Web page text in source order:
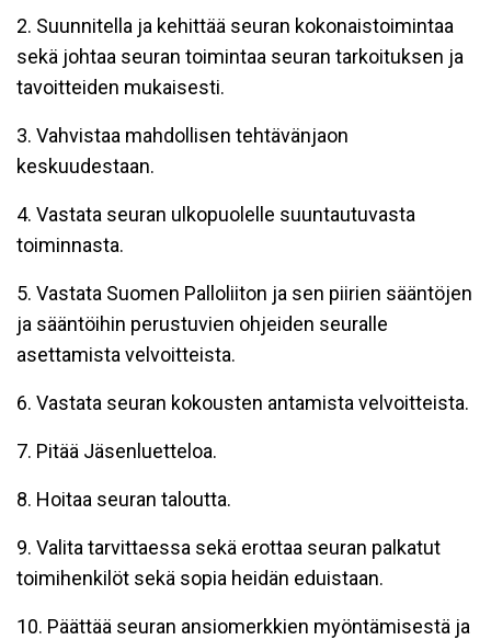
2. Suunnitella ja kehittää seuran kokonaistoimintaa
sekä johtaa seuran toimintaa seuran tarkoituksen ja
tavoitteiden mukaisesti.
3. Vahvistaa mahdollisen tehtävänjaon
keskuudestaan.
4. Vastata seuran ulkopuolelle suuntautuvasta
toiminnasta.
5. Vastata Suomen Palloliiton ja sen piirien sääntöjen
ja sääntöihin perustuvien ohjeiden seuralle
asettamista velvoitteista.
6. Vastata seuran kokousten antamista velvoitteista.
7. Pitää Jäsenluetteloa.
8. Hoitaa seuran taloutta.
9. Valita tarvittaessa sekä erottaa seuran palkatut
toimihenkilöt sekä sopia heidän eduistaan.
10. Päättää seuran ansiomerkkien myöntämisestä ja